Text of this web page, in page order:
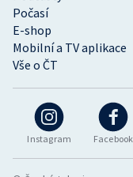
Instagram Facebook
Počasí
E-shop
Mobilní a TV aplikace
Vše o ČT